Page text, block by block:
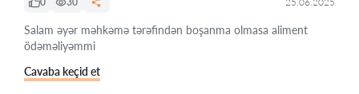
Salam əyər məhkəmə tərəfindən boşanma olmasa aliment
ödəməliyəmmi
Cavaba keçid et